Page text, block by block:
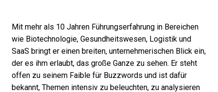
Mit mehr als 10 Jahren Führungserfahrung in Bereichen
wie Biotechnologie, Gesundheitswesen, Logistik und
SaaS bringt er einen breiten, unternehmerischen Blick ein,
der es ihm erlaubt, das große Ganze zu sehen. Er steht
offen zu seinem Faible für Buzzwords und ist dafür
bekannt, Themen intensiv zu beleuchten, zu analysieren